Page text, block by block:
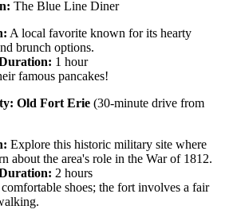
The Blue Line Diner
A local favorite known for its hearty
brunch options.
1 hour
famous pancakes!
Old Fort Erie (30-minute drive from
Explore this historic military site where
about the area's role in the War of 1812.
2 hours
shoes; the fort involves a fair